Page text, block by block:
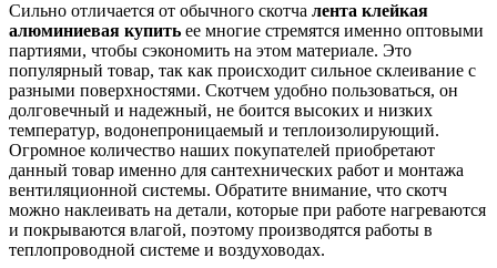
Сильно отличается от обычного скотча лента клейкая
алюминиевая купить ее многие стремятся именно оптовыми
партиями, чтобы сэкономить на этом материале. Это
популярный товар, так как происходит сильное склеивание с
разными поверхностями. Скотчем удобно пользоваться, он
долговечный и надежный, не боится высоких и низких
температур, водонепроницаемый и теплоизолирующий.
Огромное количество наших покупателей приобретают
данный товар именно для сантехнических работ и монтажа
вентиляционной системы. Обратите внимание, что скотч
можно наклеивать на детали, которые при работе нагреваются
и покрываются влагой, поэтому производятся работы в
теплопроводной системе и воздуховодах.